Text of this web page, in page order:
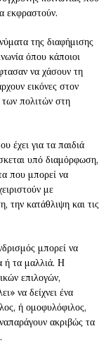
εκφραστούν.
της διαφήμισης
όπου κάποιοι
να χάσουν τη
εικόνες στον
πολιτών στη
έχει για τα παιδιά
υπό διαμόρφωση,
που μπορεί να
με
την κατάθλιψη και τις
μπορεί να
ή τα μαλλιά. Η
επιλογών,
να δείχνει ένα
ή ομοφυλόφιλος,
ακριβώς τα